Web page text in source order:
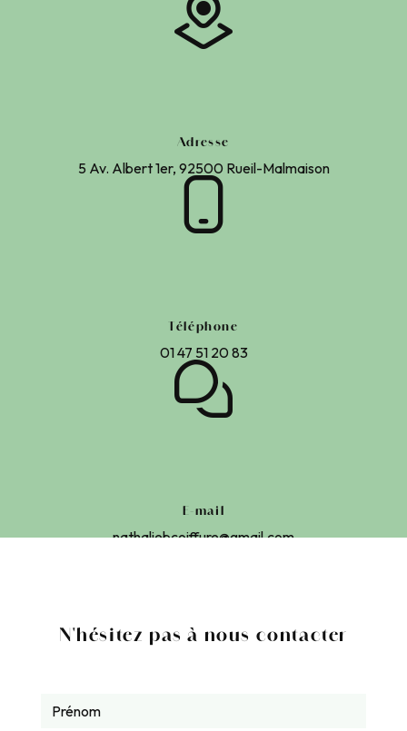
Adresse
5 Av. Albert 1er, 92500 Rueil-Malmaison
Téléphone
01 47 51 20 83
E-mail
nathaliebcoiffure@gmail.com
N'hésitez pas à nous contacter